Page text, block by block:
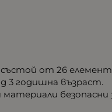
от 26
3 годишна възраст.